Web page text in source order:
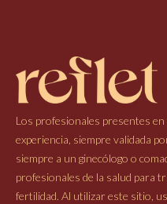
Los profesionales presentes
experiencia, siempre validada
siempre a un ginecólogo o
profesionales de la salud para
fertilidad. Al utilizar este sitio,